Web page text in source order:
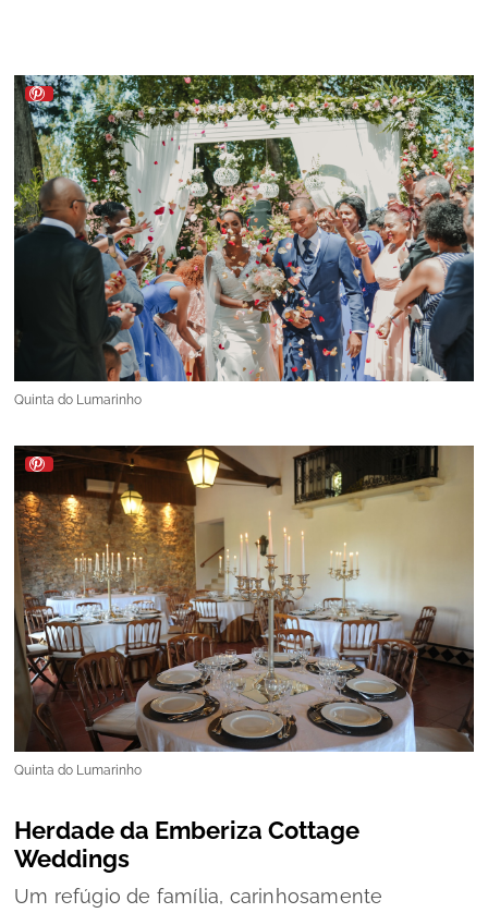
Quinta do Lumarinho
Quinta do Lumarinho
Herdade da Emberiza Cottage
Weddings
Um refúgio de família, carinhosamente